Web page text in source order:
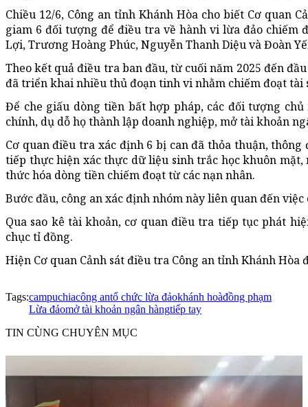
Chiều 12/6, Công an tỉnh Khánh Hòa cho biết Cơ
giam 6 đối tượng để điều tra về hành vi lừa đảo chiếm
Lợi, Trương Hoàng Phúc, Nguyễn Thanh Diệu và Đoàn
Theo kết quả điều tra ban đầu, từ cuối năm 2025 đến
đã triển khai nhiều thủ đoạn tinh vi nhằm chiếm đoạt tài
Để che giấu dòng tiền bất hợp pháp, các đối tượng
chính, dụ dỗ họ thành lập doanh nghiệp, mở tài khoản
Cơ quan điều tra xác định 6 bị can đã thỏa thuận,
tiếp thực hiện xác thực dữ liệu sinh trắc học khuôn
thức hóa dòng tiền chiếm đoạt từ các nạn nhân.
Bước đầu, công an xác định nhóm này liên quan đến
Qua sao kê tài khoản, cơ quan điều tra tiếp tục phát
chục tỉ đồng.
Hiện Cơ quan Cảnh sát điều tra Công an tỉnh Khánh
Tags:campuchiacông antổ chức lừa đảokhánh hoàđồng phạm
Lừa đảomở tài khoản ngân hàngtiếp tay
TIN CÙNG CHUYÊN MỤC